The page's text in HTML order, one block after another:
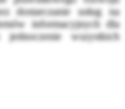
dostarczanie usług na
informacyjnych dla
wszystkich